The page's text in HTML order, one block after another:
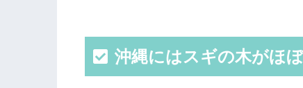
沖縄にはスギの木がほ